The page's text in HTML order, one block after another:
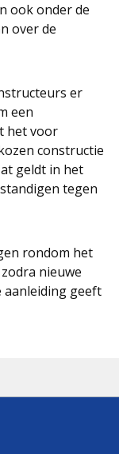
ook onder de
over de
er
een
het voor
constructie
geldt in het
tegen
rondom het
nieuwe
geeft